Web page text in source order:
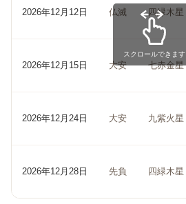
2026年12月12日 仏滅 四緑木星
2026年12月15日 大安 七赤金星
2026年12月24日 大安 九紫火星
2026年12月28日 先負 四緑木星
スクロールできます